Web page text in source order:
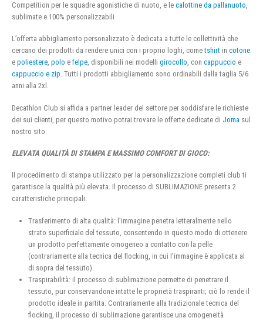
Competition per le squadre agonistiche di nuoto, e le calottine da pallanuoto,
sublimate e 100% personalizzabili
L’offerta abbigliamento personalizzato è dedicata a tutte le collettività che
cercano dei prodotti da rendere unici con i proprio loghi, cometshirt in cotone
e poliestere, polo e felpe, disponibili nei modelli girocollo, con cappuccio e
cappuccio e zip. Tutti i prodotti abbigliamento sono ordinabili dalla taglia 5/6
anni alla 2xl.
Decathlon Club si affida a partner leader del settore per soddisfare le richieste
dei sui clienti, per questo motivo potrai trovare le offerte dedicate di Joma sul
nostro sito.
ELEVATA QUALITÀ DI STAMPA E MASSIMO COMFORT DI GIOCO:
Il procedimento di stampa utilizzato per la personalizzazione completi club ti
garantisce la qualità più elevata. Il processo di SUBLIMAZIONE presenta 2
caratteristiche principali:
Trasferimento di alta qualità: l’immagine penetra letteralmente nello
strato superficiale del tessuto, consentendo in questo modo di ottenere
un prodotto perfettamente omogeneo a contatto con la pelle
(contrariamente alla tecnica del flocking, in cui l’immagine è applicata al
di sopra del tessuto).
Traspirabilità: il processo di sublimazione permette di penetrare il
tessuto, pur conservandone intatte le proprietà traspiranti; ciò lo rende il
prodotto ideale in partita. Contrariamente alla tradizionale tecnica del
flocking, il processo di sublimazione garantisce una omogeneità